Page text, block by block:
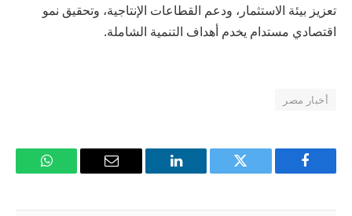
تعزيز بيئة الاستثمار، ودعم القطاعات الإنتاجية، وتحقيق نمو
اقتصادي مستدام يخدم أهداف التنمية الشاملة.
أخبار مصر
فيسبوك تويتر لينكدإن
البريد
واتساب